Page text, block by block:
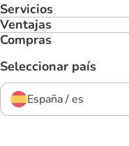
Servicios
Ventajas
Compras
Seleccionar país
España / es